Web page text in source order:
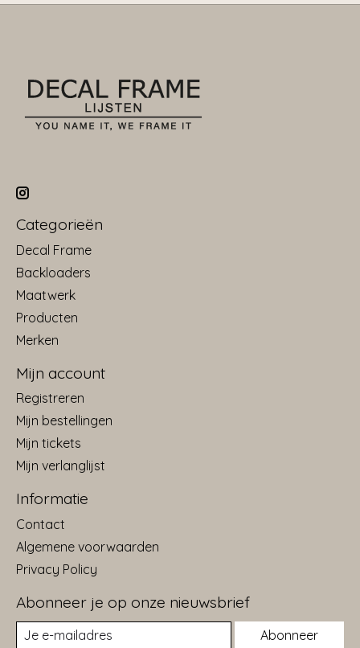
Categorieën
Decal Frame
Backloaders
Maatwerk
Producten
Merken
Mijn account
Registreren
Mijn bestellingen
Mijn tickets
Mijn verlanglijst
Informatie
Contact
Algemene voorwaarden
Privacy Policy
Abonneer je op onze nieuwsbrief
Abonneer